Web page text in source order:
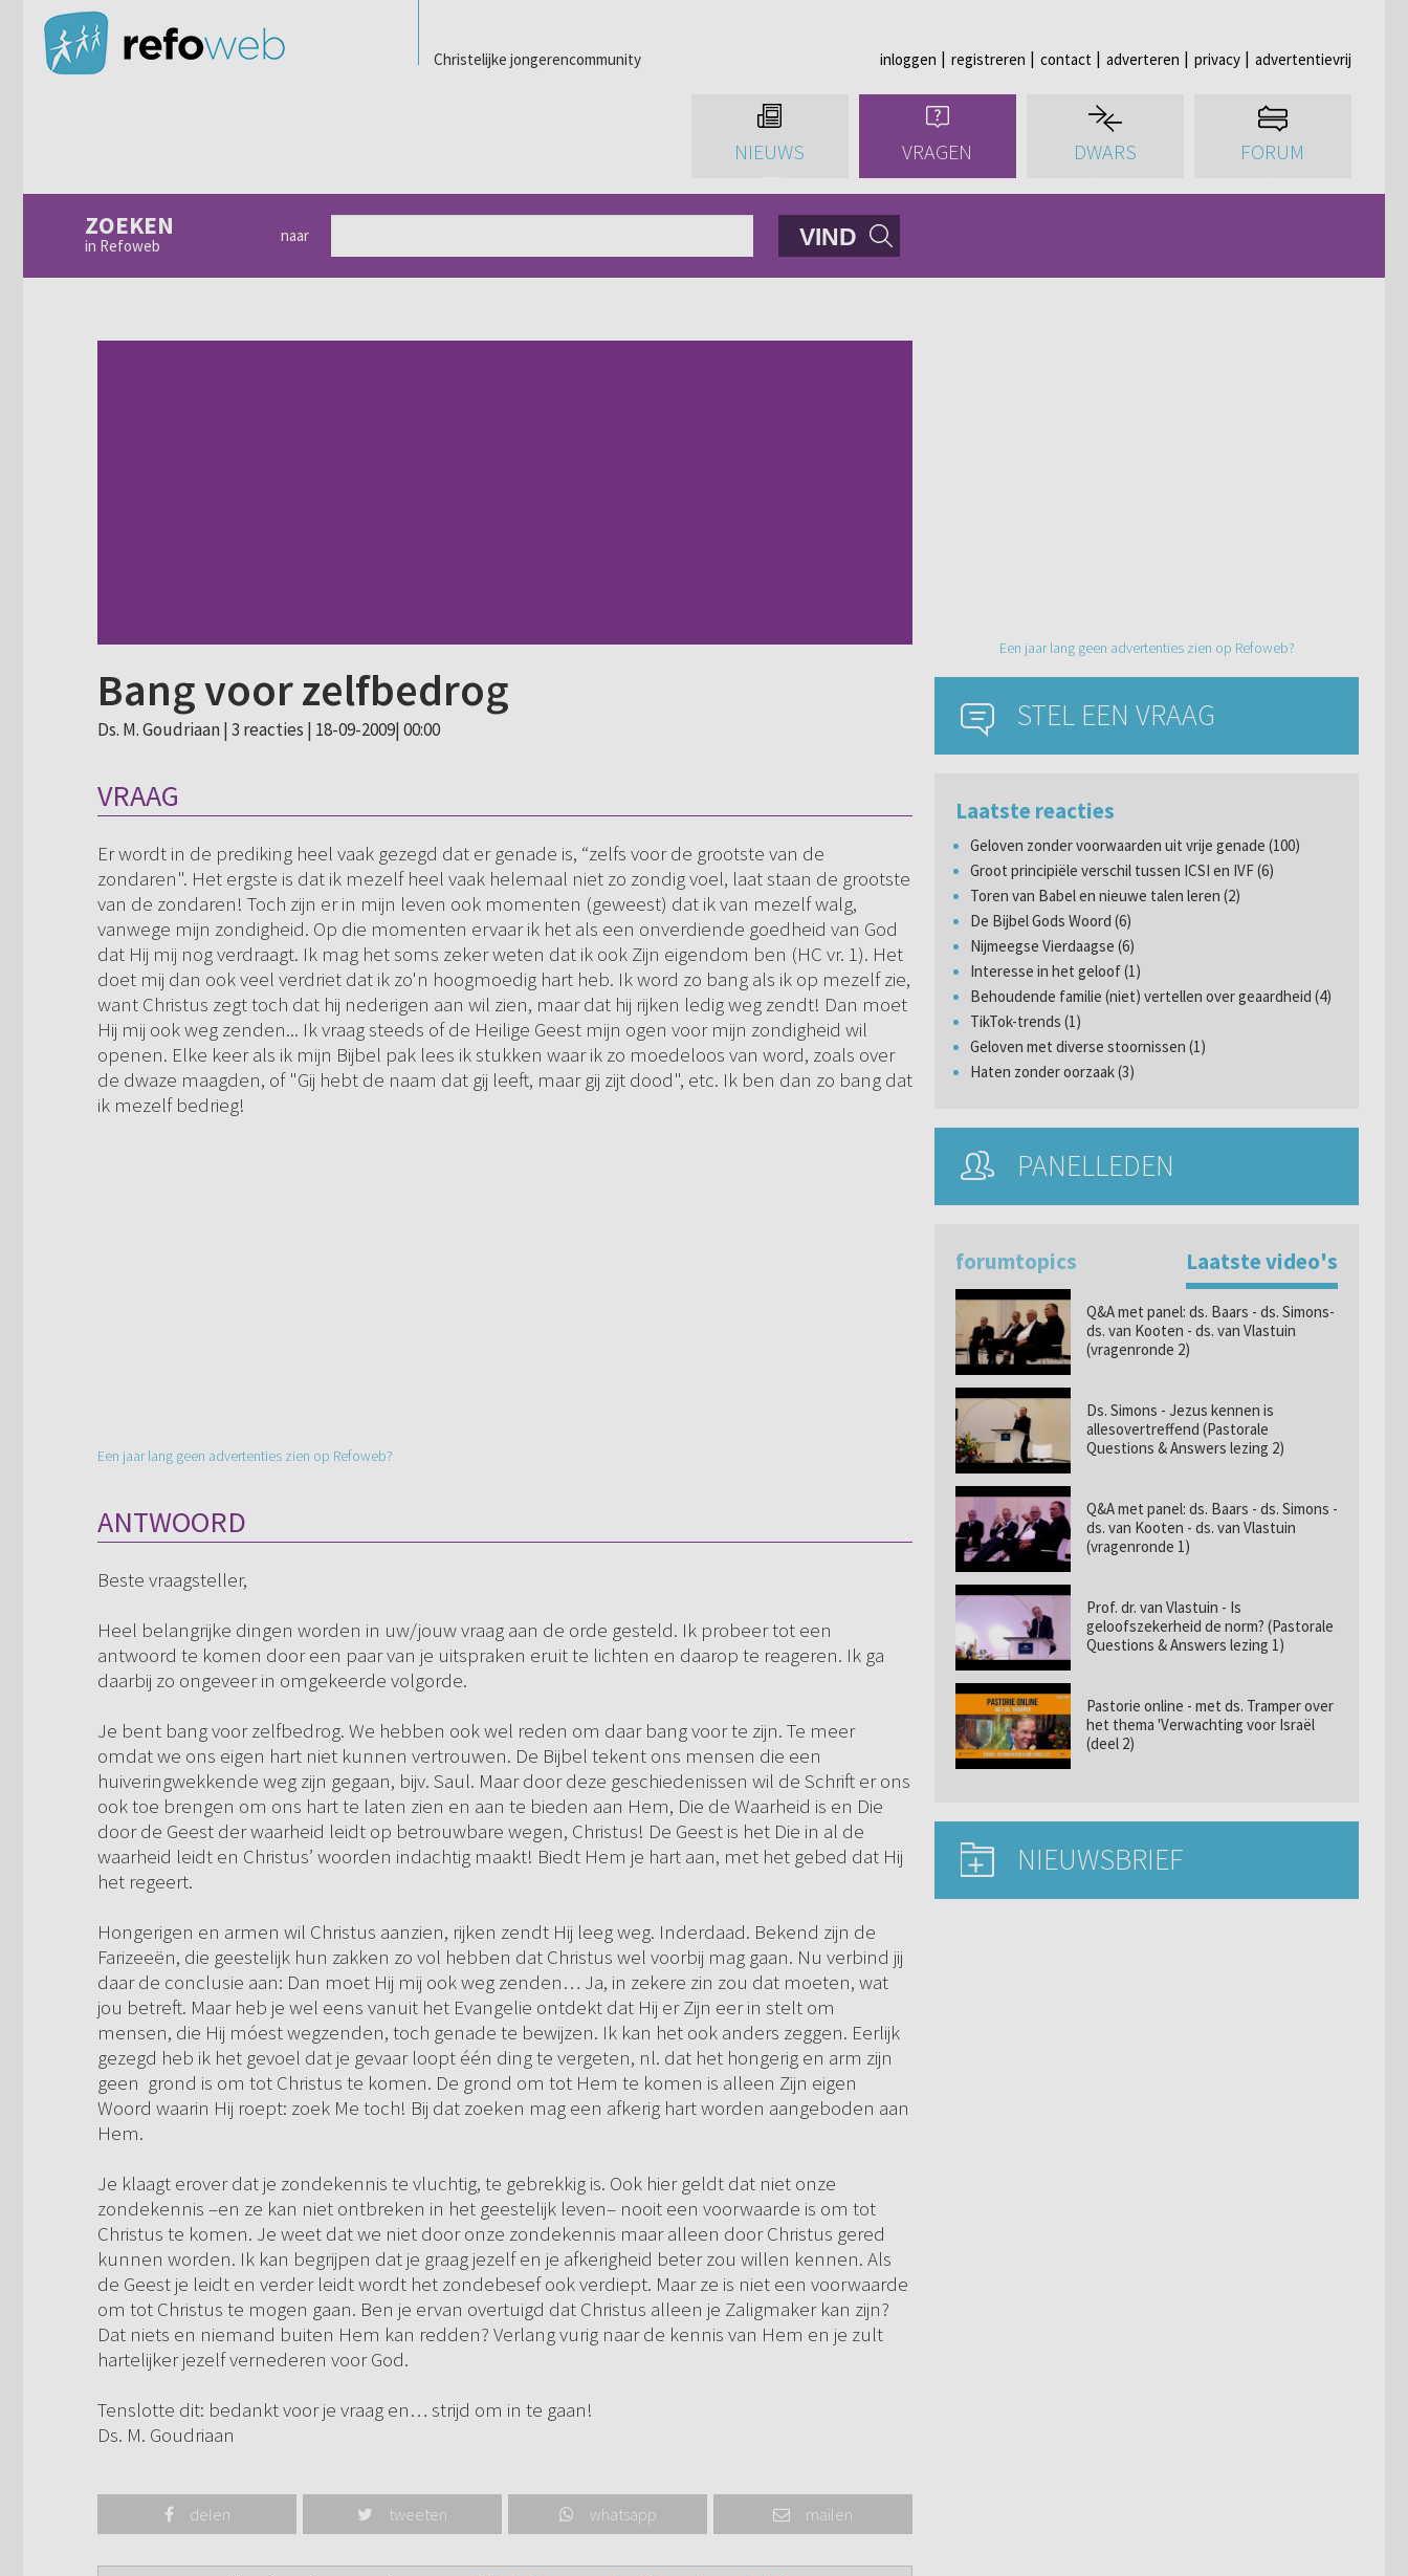
Christelijke jongerencommunity inloggen registreren contact adverteren privacy advertentievrij
NIEUWS VRAGEN DWARS FORUM
ZOEKEN
in Refoweb
naar VIND
Bang voor zelfbedrog
Ds. M. Goudriaan | 3 reacties | 18-09-2009| 00:00
VRAAG
Er wordt in de prediking heel vaak gezegd dat er genade is, “zelfs voor de grootste van de
zondaren". Het ergste is dat ik mezelf heel vaak helemaal niet zo zondig voel, laat staan de grootste
van de zondaren! Toch zijn er in mijn leven ook momenten (geweest) dat ik van mezelf walg,
vanwege mijn zondigheid. Op die momenten ervaar ik het als een onverdiende goedheid van God
dat Hij mij nog verdraagt. Ik mag het soms zeker weten dat ik ook Zijn eigendom ben (HC vr. 1). Het
doet mij dan ook veel verdriet dat ik zo'n hoogmoedig hart heb. Ik word zo bang als ik op mezelf zie,
want Christus zegt toch dat hij nederigen aan wil zien, maar dat hij rijken ledig weg zendt! Dan moet
Hij mij ook weg zenden... Ik vraag steeds of de Heilige Geest mijn ogen voor mijn zondigheid wil
openen. Elke keer als ik mijn Bijbel pak lees ik stukken waar ik zo moedeloos van word, zoals over
de dwaze maagden, of "Gij hebt de naam dat gij leeft, maar gij zijt dood", etc. Ik ben dan zo bang dat
ik mezelf bedrieg!
Een jaar lang geen advertenties zien op Refoweb?
ANTWOORD
Beste vraagsteller,
Heel belangrijke dingen worden in uw/jouw vraag aan de orde gesteld. Ik probeer tot een
antwoord te komen door een paar van je uitspraken eruit te lichten en daarop te reageren. Ik ga
daarbij zo ongeveer in omgekeerde volgorde.
Je bent bang voor zelfbedrog. We hebben ook wel reden om daar bang voor te zijn. Te meer
omdat we ons eigen hart niet kunnen vertrouwen. De Bijbel tekent ons mensen die een
huiveringwekkende weg zijn gegaan, bijv. Saul. Maar door deze geschiedenissen wil de Schrift er ons
ook toe brengen om ons hart te laten zien en aan te bieden aan Hem, Die de Waarheid is en Die
door de Geest der waarheid leidt op betrouwbare wegen, Christus! De Geest is het Die in al de
waarheid leidt en Christus’ woorden indachtig maakt! Biedt Hem je hart aan, met het gebed dat Hij
het regeert.
Hongerigen en armen wil Christus aanzien, rijken zendt Hij leeg weg. Inderdaad. Bekend zijn de
Farizeeën, die geestelijk hun zakken zo vol hebben dat Christus wel voorbij mag gaan. Nu verbind jij
daar de conclusie aan: Dan moet Hij mij ook weg zenden… Ja, in zekere zin zou dat moeten, wat
jou betreft. Maar heb je wel eens vanuit het Evangelie ontdekt dat Hij er Zijn eer in stelt om
mensen, die Hij móest wegzenden, toch genade te bewijzen. Ik kan het ook anders zeggen. Eerlijk
gezegd heb ik het gevoel dat je gevaar loopt één ding te vergeten, nl. dat het hongerig en arm zijn
geen grond is om tot Christus te komen. De grond om tot Hem te komen is alleen Zijn eigen
Woord waarin Hij roept: zoek Me toch! Bij dat zoeken mag een afkerig hart worden aangeboden aan
Hem.
Je klaagt erover dat je zondekennis te vluchtig, te gebrekkig is. Ook hier geldt dat niet onze
zondekennis –en ze kan niet ontbreken in het geestelijk leven– nooit een voorwaarde is om tot
Christus te komen. Je weet dat we niet door onze zondekennis maar alleen door Christus gered
kunnen worden. Ik kan begrijpen dat je graag jezelf en je afkerigheid beter zou willen kennen. Als
de Geest je leidt en verder leidt wordt het zondebesef ook verdiept. Maar ze is niet een voorwaarde
om tot Christus te mogen gaan. Ben je ervan overtuigd dat Christus alleen je Zaligmaker kan zijn?
Dat niets en niemand buiten Hem kan redden? Verlang vurig naar de kennis van Hem en je zult
hartelijker jezelf vernederen voor God.
Tenslotte dit: bedankt voor je vraag en… strijd om in te gaan!
Ds. M. Goudriaan
delen tweeten whatsapp mailen
Een jaar lang geen advertenties zien op Refoweb?
STEL EEN VRAAG
Laatste reacties
Geloven zonder voorwaarden uit vrije genade (100)
Groot principiële verschil tussen ICSI en IVF (6)
Toren van Babel en nieuwe talen leren (2)
De Bijbel Gods Woord (6)
Nijmeegse Vierdaagse (6)
Interesse in het geloof (1)
Behoudende familie (niet) vertellen over geaardheid (4)
TikTok-trends (1)
Geloven met diverse stoornissen (1)
Haten zonder oorzaak (3)
PANELLEDEN
forumtopics Laatste video's
Q&A met panel: ds. Baars - ds. Simons-
ds. van Kooten - ds. van Vlastuin
(vragenronde 2)
Ds. Simons - Jezus kennen is
allesovertreffend (Pastorale
Questions & Answers lezing 2)
Q&A met panel: ds. Baars - ds. Simons -
ds. van Kooten - ds. van Vlastuin
(vragenronde 1)
Prof. dr. van Vlastuin - Is
geloofszekerheid de norm? (Pastorale
Questions & Answers lezing 1)
Pastorie online - met ds. Tramper over
het thema 'Verwachting voor Israël
(deel 2)
NIEUWSBRIEF